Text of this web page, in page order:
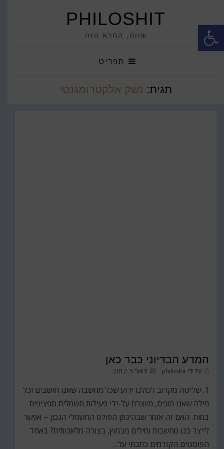
פתח סרגל נגישות PHILOSHIT
שווה, החרא הזה
תפריט
תגית: נשק אלקטרומגנטי
המדע הבדיוני כבר כאן
על ידי philoshit
פורסם
ינואר 5, 2012
1. שליטה מקרוב לכולנו ידוע שכל מחשבה שאנו חושבים וכל
מילה שאנו הוגים, מיוצרת על-ידי פעילות חשמלית ספציפית
במוח. האם זה אומר שבהינתן הפולס החשמלי הנכון – אפשר
לייצר בנו מחשבות ומילים מבחוץ, בצורה מלאכותית? באחד
הפוסטים הקודמים כתבתי על…